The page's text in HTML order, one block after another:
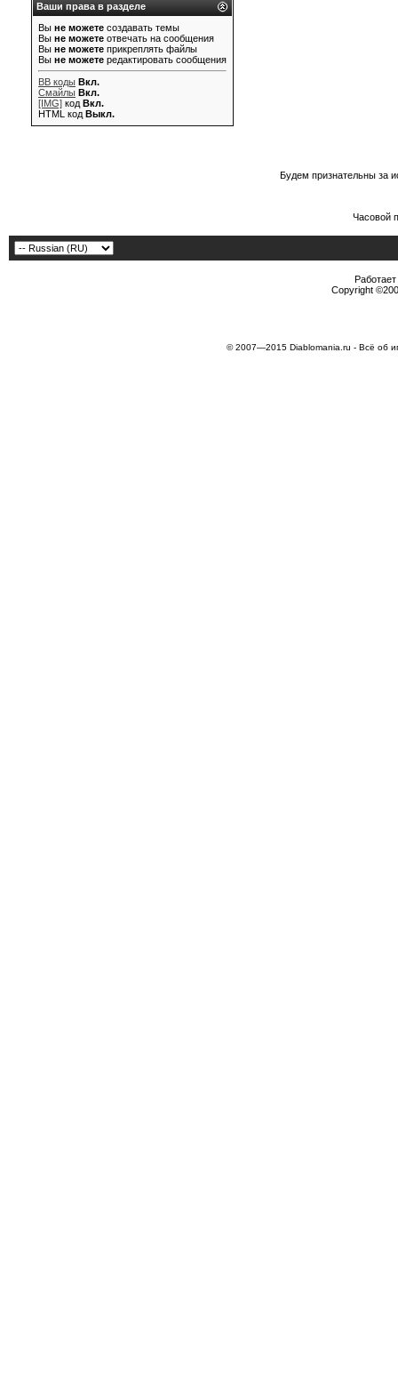
Ваши права в разделе
Вы не можете создавать темы
Вы не можете отвечать на сообщения
Вы не можете прикреплять файлы
Вы не можете редактировать сообщения
BB коды Вкл.
Смайлы Вкл.
[IMG] код Вкл.
HTML код Выкл.
Будем признательны за
Часовой
Copyright
© 2007—2015 Diablomania.ru - Всё об